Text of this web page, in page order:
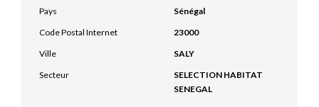
Pays
Sénégal
Code Postal Internet
23000
Ville
SALY
Secteur
SELECTION HABITAT
SENEGAL